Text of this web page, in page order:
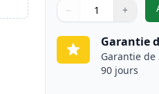
Quantité
Utilisez les boutons
− +
Quantité
Garantie
Garantie de
90 jours